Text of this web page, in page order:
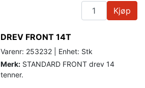
Kjøp
DREV FRONT 14T
Varenr: 253232 | Enhet: Stk
Merk: STANDARD FRONT drev 14
tenner.